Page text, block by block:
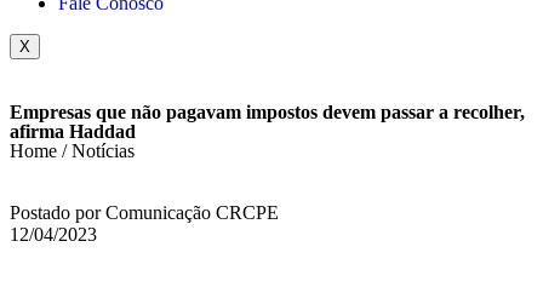
X
Empresas que não pagavam impostos devem passar a recolher,
afirma Haddad
Home / Notícias
Postado por Comunicação CRCPE
12/04/2023